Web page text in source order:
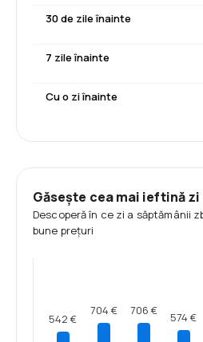
30 de zile înainte
7 zile înainte
Cu o zi înainte
Găsește cea mai ieftină
Descoperă în ce zi a săptămânii
bune prețuri
542 €
704 € 706 € 574 €